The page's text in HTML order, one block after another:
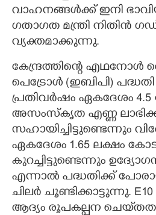
വാഹനങ്ങൾക്ക് ഇനി
ഗതാഗത മന്ത്രി നിതിൻ
വ്യക്തമാക്കുന്നു.
കേന്ദ്രത്തിന്റെ
പെട്രോൾ (ഇബിപി)
പ്രതിവർഷം ഏകദേശം
അസംസ്കൃത എണ്ണ
സഹായിച്ചിട്ടുണ്ടെന്നും
ഏകദേശം 1.65 ലക്ഷം
കുറച്ചിട്ടുണ്ടെന്നും
എന്നാൽ പദ്ധതിക്ക്
ചിലർ ചൂണ്ടിക്കാട്ടുന്നു.
ആദ്യം രൂപകല്പന